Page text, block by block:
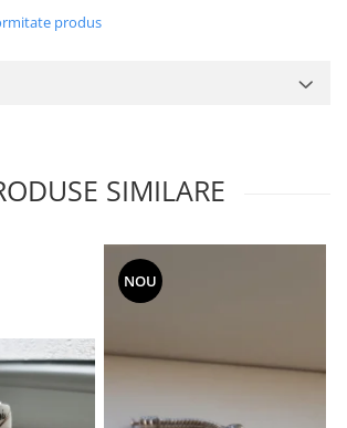
produs
SIMILARE
NOU